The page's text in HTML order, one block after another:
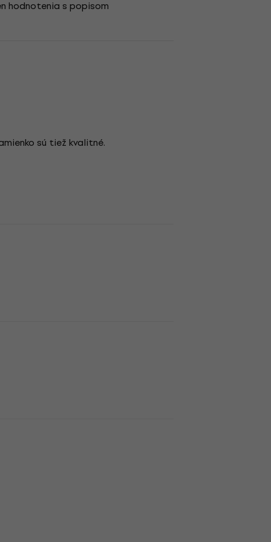
hodnotenia s popisom
sú tiež kvalitné.